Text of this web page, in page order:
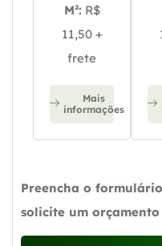
M²: R$
11,50 +
frete
Mais
informações
Preencha o
solicite um orçamento